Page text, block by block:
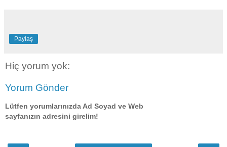
Paylaş
Hiç yorum yok:
Yorum Gönder
Lütfen yorumlarınızda Ad Soyad ve Web
sayfanızın adresini girelim!